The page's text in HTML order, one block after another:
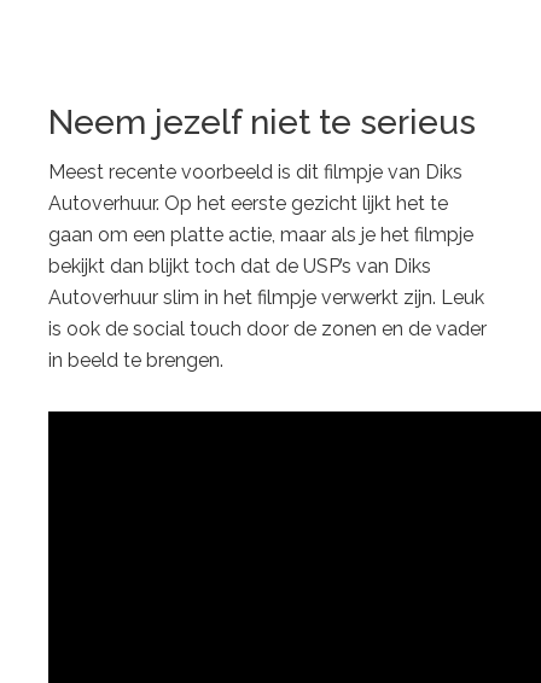
Neem jezelf niet te serieus
Meest recente voorbeeld is dit filmpje van Diks
Autoverhuur. Op het eerste gezicht lijkt het te
gaan om een platte actie, maar als je het filmpje
bekijkt dan blijkt toch dat de USP’s van Diks
Autoverhuur slim in het filmpje verwerkt zijn. Leuk
is ook de social touch door de zonen en de vader
in beeld te brengen.